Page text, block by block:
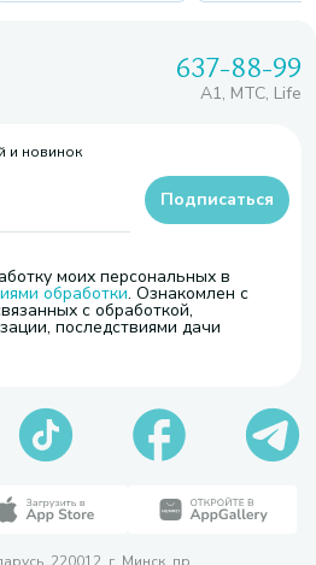
637-88-99
A1, МТС, Life
и новинок
моих персональных в
обработки. Ознакомлен с
с обработкой,
последствиями дачи
Подписаться